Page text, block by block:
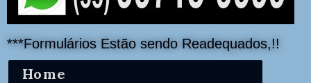
***Formulários Estão sendo Readequados,!!
Home